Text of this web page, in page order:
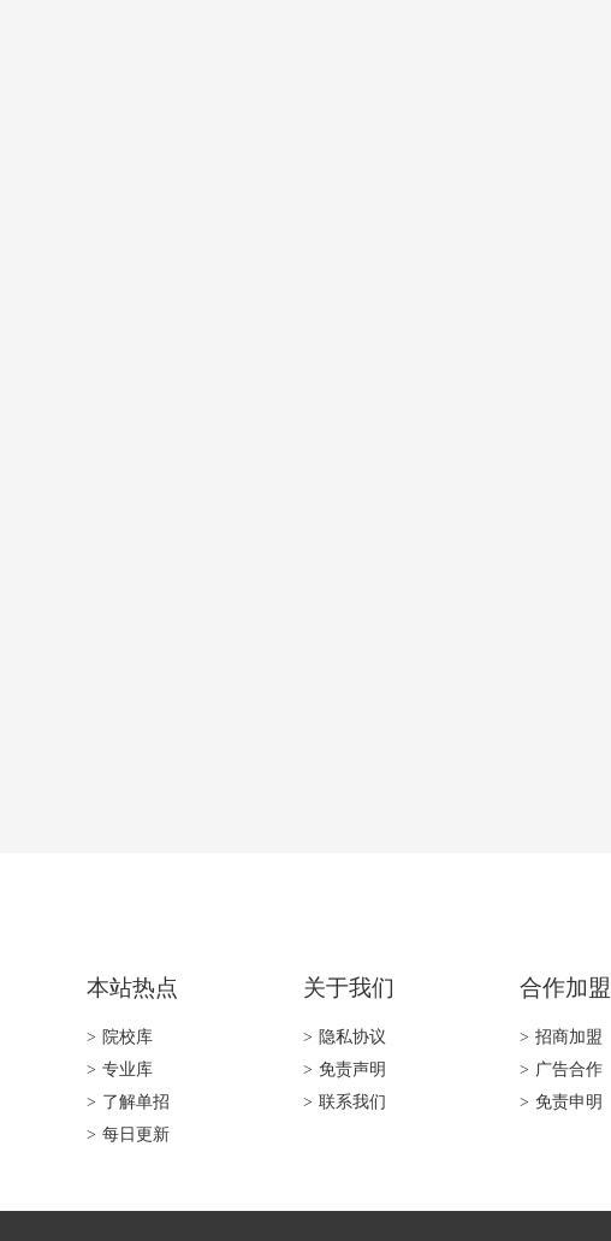
本站热点
> 院校库
> 专业库
> 了解单招
> 每日更新
关于我们
> 隐私协议
> 免责声明
> 联系我们
合作加盟
> 招商加盟
> 广告合作
> 免责申明